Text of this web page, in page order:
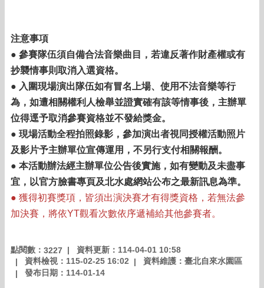
注意事項
● 參賽隊伍須自備合法音樂曲目，若違反著作財產權或有
抄襲情事則取消入選資格。
● 入圍現場演出隊伍如有冒名上場、使用不法音樂等行
為，如遭相關權利人檢舉並證實確有該等情事後，主辦單
位得逕予取消參賽資格並不發給獎金。
● 現場活動全程拍照錄影，參加演出者視同授權活動照片
及影片予主辦單位宣傳運用，不另行支付相關報酬。
● 本活動辦法經主辦單位公告後實施，如有變動及未盡事
宜，以官方臉書專頁及北水處網站公布之最新訊息為準。
● 獲得初賽獎項，皆須出演決賽才有得獎資格，若無法參
加決賽，將依YT觀看次數依序遞補給其他參賽者。
點閱數： 3227
資料更新：114-04-01 10:58
資料檢視：115-02-25 16:02
資料維護：臺北自來水園區
發布日期：114-01-14